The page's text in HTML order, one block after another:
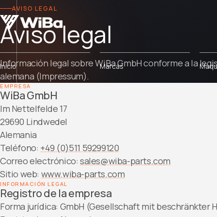
Inicio Marcas
AVISO LEGAL
Aviso legal
Información legal sobre WiBa GmbH conforme a la
alemana (Impressum).
EMPRESA
WiBa GmbH
Im Nettelfelde 17
29690 Lindwedel
Alemania
Teléfono: +49 (0)511 59299120
Correo electrónico:sales@wiba-parts.com
Sitio web: www.wiba-parts.com
INFORMACIÓN LEGAL
Registro de la empresa
Forma jurídica: GmbH (Gesellschaft mit beschränkter